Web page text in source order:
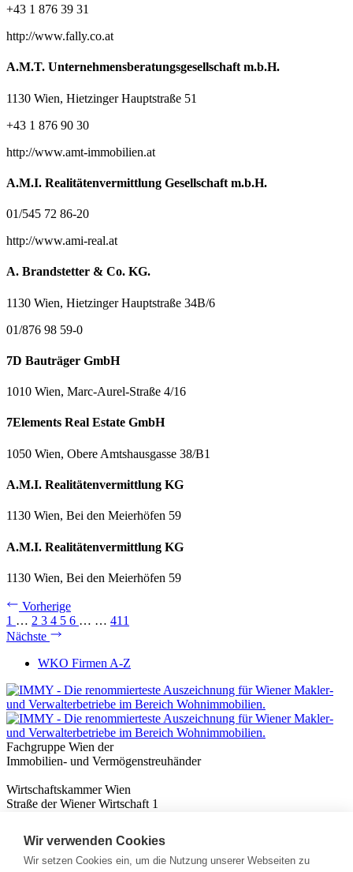
+43 1 876 39 31
http://www.fally.co.at
A.M.T. Unternehmensberatungsgesellschaft m.b.H.
1130 Wien, Hietzinger Hauptstraße 51
+43 1 876 90 30
http://www.amt-immobilien.at
A.M.I. Realitätenvermittlung Gesellschaft m.b.H.
01/545 72 86-20
http://www.ami-real.at
A. Brandstetter & Co. KG.
1130 Wien, Hietzinger Hauptstraße 34B/6
01/876 98 59-0
7D Bauträger GmbH
1010 Wien, Marc-Aurel-Straße 4/16
7Elements Real Estate GmbH
1050 Wien, Obere Amtshausgasse 38/B1
A.M.I. Realitätenvermittlung KG
1130 Wien, Bei den Meierhöfen 59
A.M.I. Realitätenvermittlung KG
1130 Wien, Bei den Meierhöfen 59
Vorherige
1 … 2 3 4 5 6 … … 411
Nächste
WKO Firmen A-Z
Fachgruppe Wien der
Immobilien- und Vermögenstreuhänder
Wirtschaftskammer Wien
Straße der Wiener Wirtschaft 1
Nützliches
Immobilienwissen
Wir verwenden Cookies
Wir setzen Cookies ein, um die Nutzung unserer Webseiten zu